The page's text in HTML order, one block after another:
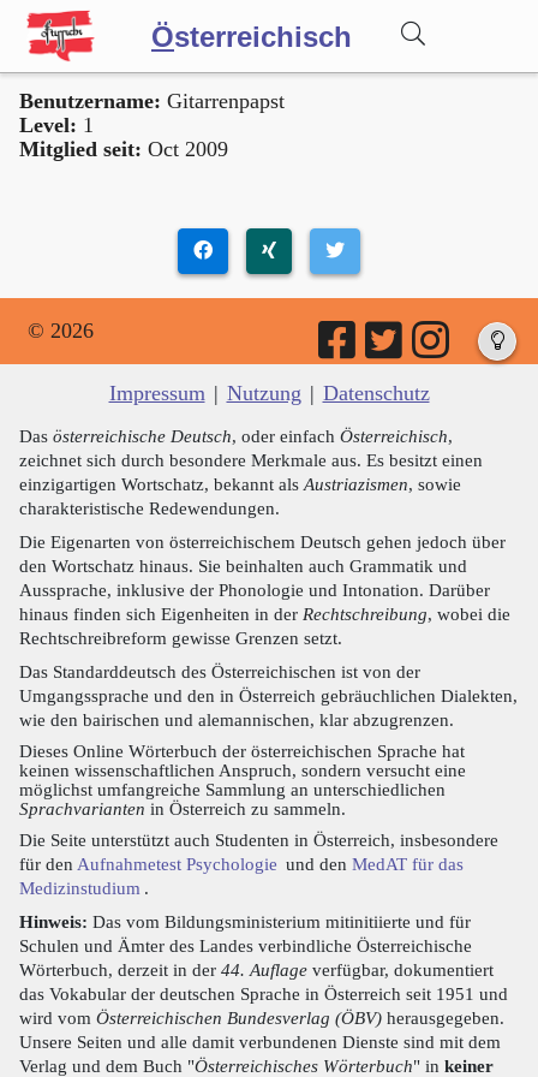
Österreichisch
Wörterbuch
Benutzername: Gitarrenpapst
Level: 1
Mitglied seit: Oct 2009
© 2026
Impressum | Nutzung | Datenschutz
Das österreichische Deutsch, oder einfach Österreichisch,
zeichnet sich durch besondere Merkmale aus. Es besitzt einen
einzigartigen Wortschatz, bekannt als Austriazismen, sowie
charakteristische Redewendungen.
Die Eigenarten von österreichischem Deutsch gehen jedoch über
den Wortschatz hinaus. Sie beinhalten auch Grammatik und
Aussprache, inklusive der Phonologie und Intonation. Darüber
hinaus finden sich Eigenheiten in der Rechtschreibung, wobei die
Rechtschreibreform gewisse Grenzen setzt.
Das Standarddeutsch des Österreichischen ist von der
Umgangssprache und den in Österreich gebräuchlichen Dialekten,
wie den bairischen und alemannischen, klar abzugrenzen.
Dieses Online Wörterbuch der österreichischen Sprache hat
keinen wissenschaftlichen Anspruch, sondern versucht eine
möglichst umfangreiche Sammlung an unterschiedlichen
Sprachvarianten in Österreich zu sammeln.
Die Seite unterstützt auch Studenten in Österreich, insbesondere
für den Aufnahmetest Psychologie und den MedAT für das
Medizinstudium .
Hinweis: Das vom Bildungsministerium mitinitiierte und für
Schulen und Ämter des Landes verbindliche Österreichische
Wörterbuch, derzeit in der 44. Auflage verfügbar, dokumentiert
das Vokabular der deutschen Sprache in Österreich seit 1951 und
wird vom Österreichischen Bundesverlag (ÖBV) herausgegeben.
Unsere Seiten und alle damit verbundenen Dienste sind mit dem
Verlag und dem Buch "Österreichisches Wörterbuch" in keiner